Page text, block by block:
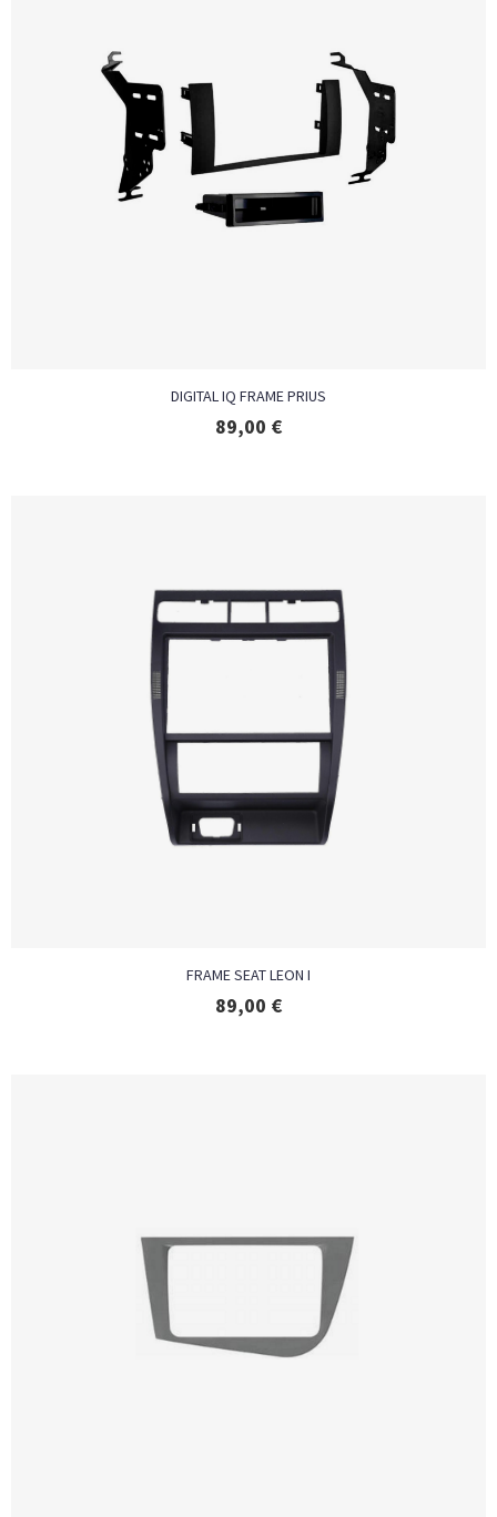
DIGITAL IQ FRAME PRIUS
89,00 €
FRAME SEAT LEON I
89,00 €